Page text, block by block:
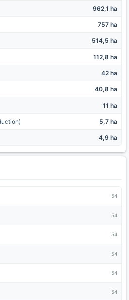
962,1 ha
757 ha
514,5 ha
112,8 ha
42 ha
40,8 ha
11 ha
5,7 ha
4,9 ha
54
54
54
54
54
54